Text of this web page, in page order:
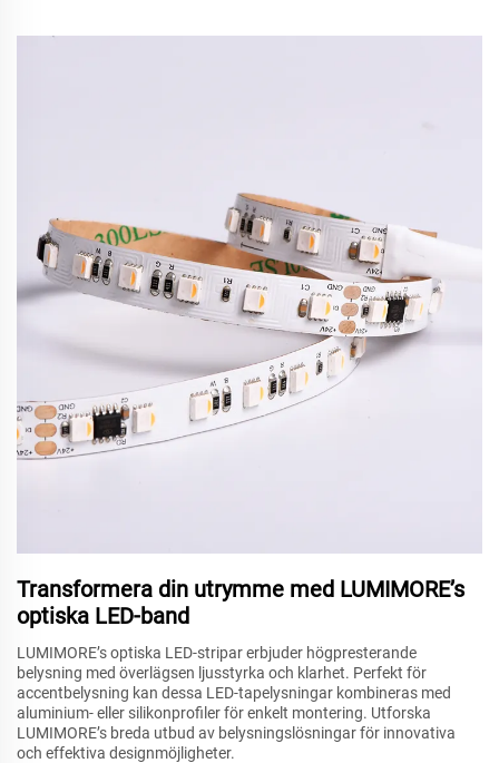
Transformera din utrymme med LUMIMORE’s
optiska LED-band
LUMIMORE’s optiska LED-stripar erbjuder högpresterande
belysning med överlägsen ljusstyrka och klarhet. Perfekt för
accentbelysning kan dessa LED-tapelysningar kombineras med
aluminium- eller silikonprofiler för enkelt montering. Utforska
LUMIMORE’s breda utbud av belysningslösningar för innovativa
och effektiva designmöjligheter.